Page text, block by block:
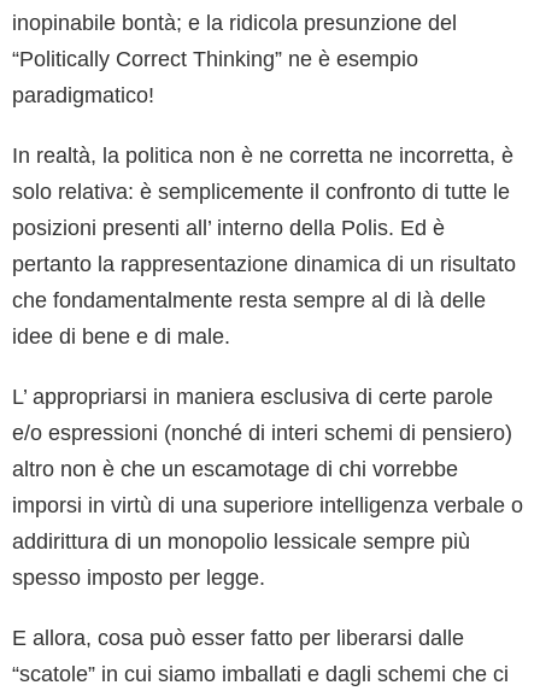
inopinabile bontà; e la ridicola presunzione del
“Politically Correct Thinking” ne è esempio
paradigmatico!
In realtà, la politica non è ne corretta ne incorretta, è
solo relativa: è semplicemente il confronto di tutte le
posizioni presenti all’ interno della Polis. Ed è
pertanto la rappresentazione dinamica di un risultato
che fondamentalmente resta sempre al di là delle
idee di bene e di male.
L’ appropriarsi in maniera esclusiva di certe parole
e/o espressioni (nonché di interi schemi di pensiero)
altro non è che un escamotage di chi vorrebbe
imporsi in virtù di una superiore intelligenza verbale o
addirittura di un monopolio lessicale sempre più
spesso imposto per legge.
E allora, cosa può esser fatto per liberarsi dalle
“scatole” in cui siamo imballati e dagli schemi che ci